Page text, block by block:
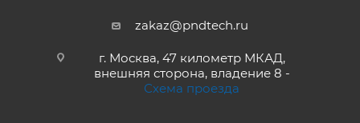
zakaz@pndtech.ru
г. Москва, 47 километр МКАД,
внешняя сторона, владение 8 -
Схема проезда